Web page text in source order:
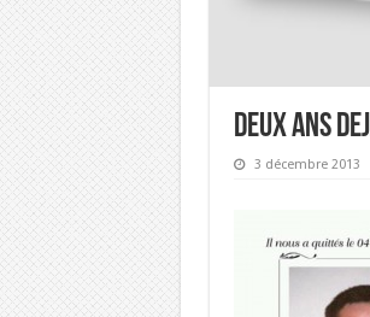
DEUX ANS
3 décembre 2013